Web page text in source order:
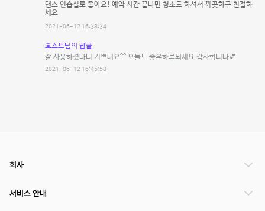
댄스 연습실로 좋아요! 예약 시간 끝나면 청소도 하셔서 깨끗하구 친절하
세요
2021-06-12 16:38:34
호스트님의 답글
잘 사용하셨다니 기쁘네요^^ 오늘도 좋은하루되세요 감사합니다💕
2021-06-12 16:45:58
회사
서비스 안내